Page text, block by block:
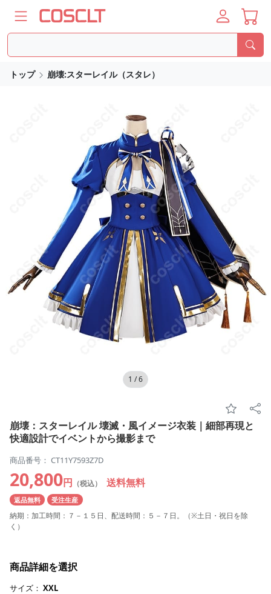
トップ 崩壊:スターレイル（スタレ）
1 /6
崩壊：スターレイル 壊滅・風イメージ衣装｜細部再現と
快適設計でイベントから撮影まで
商品番号： CT11Y7593Z7D
20,800円 （税込） 送料無料
返品無料 受注生産
納期：加工時間：７－１５日、配送時間：５－７日。（※土日・祝日を除
く）
商品詳細を選択
サイズ： XXL